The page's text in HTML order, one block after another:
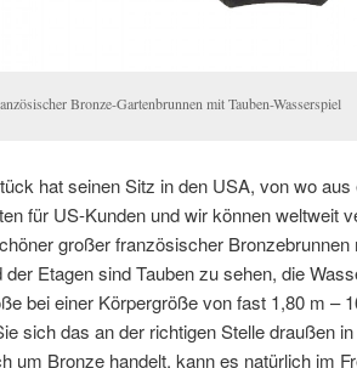
Bronze-Gartenbrunnen mit Tauben-Wasserspiel
hat seinen Sitz in den USA, von wo
für US-Kunden und wir können weltweit
großer französischer Bronzebrunnen
der Etagen sind Tauben zu sehen, die
bei einer Körpergröße von fast 1,80 m –
sich das an der richtigen Stelle draußen
um Bronze handelt, kann es natürlich im